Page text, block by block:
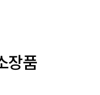
장품